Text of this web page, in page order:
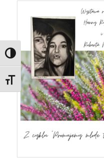
Toggle High Contrast
Toggle Font size